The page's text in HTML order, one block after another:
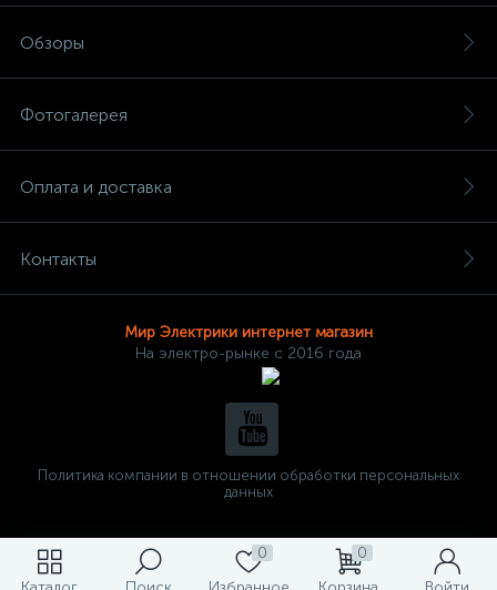
0
0
Обзоры
Фотогалерея
Оплата и доставка
Контакты
Мир Электрики интернет магазин
На электро-рынке с 2016 года
Политика компании в отношении обработки персональных
данных